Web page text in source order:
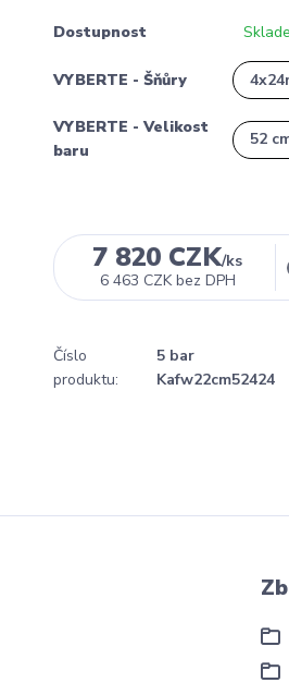
Dostupnost
VYBERTE - Šňůry
VYBERTE - Velikost
baru
7 820 CZK/ks
6 463 CZK bez DPH
Číslo
produktu:
5 bar
Kafw22cm52424